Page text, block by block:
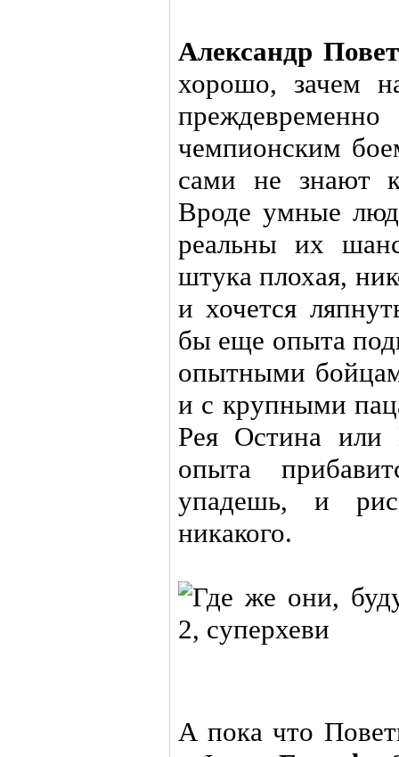
Александр
хорошо, зачем
чемпионским
сами не знают
Вроде умные
реальны их
штука плохая,
и хочется
бы еще опыта
опытными
и с крупными
Рея Остина
опыта
упадешь, и
никакого.
А пока что